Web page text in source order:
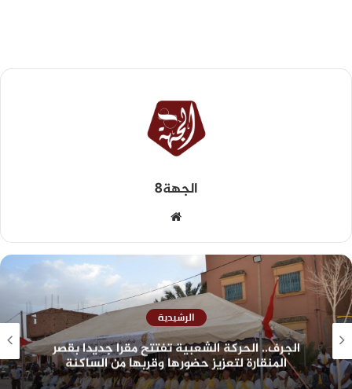
الجهة8
الرشيدية
الجرف.. الحركة الشعبية تفتتح مقرا جديدا بقصر
المنقارة لتعزيز حضورها وقربها من الساكنة